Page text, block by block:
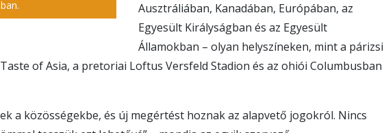
Ausztráliában, Kanadában, Európában, az
Egyesült Királyságban és az Egyesült
Államokban – olyan helyszíneken, mint a párizsi
of Asia, a pretoriai Loftus Versfeld Stadion és az ohiói Columbusban
a közösségekbe, és új megértést hoznak az alapvető jogokról. Nincs